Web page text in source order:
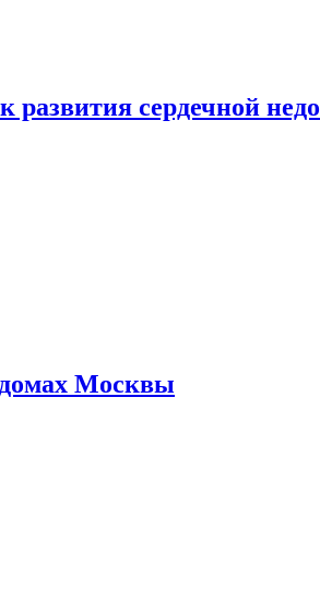
сердечной
Москвы